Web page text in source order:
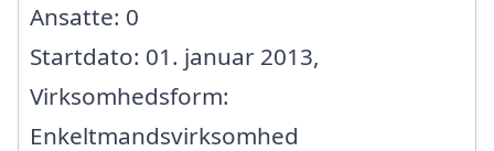
Ansatte: 0
Startdato: 01. januar 2013,
Virksomhedsform:
Enkeltmandsvirksomhed